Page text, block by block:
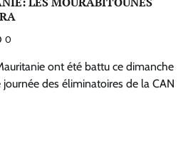
0
ont été battu ce dimanche
des éliminatoires de la CAN